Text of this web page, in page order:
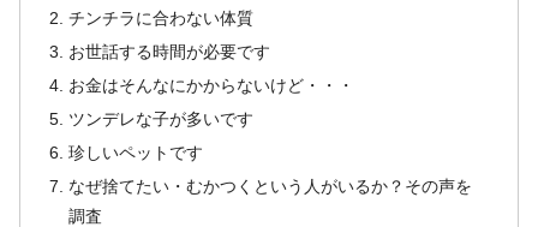
チンチラに合わない体質
お世話する時間が必要です
お金はそんなにかからないけど・・・
ツンデレな子が多いです
珍しいペットです
なぜ捨てたい・むかつくという人がいるか？その声を
調査